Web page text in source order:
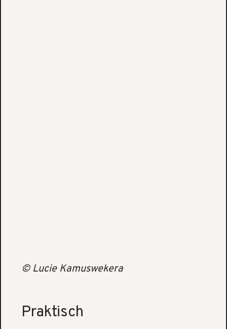
© Lucie Kamuswekera
Praktisch